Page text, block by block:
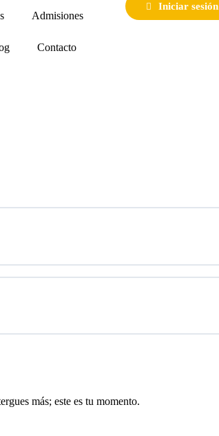
Admisiones
Contacto
Iniciar sesión
más; este es tu momento.